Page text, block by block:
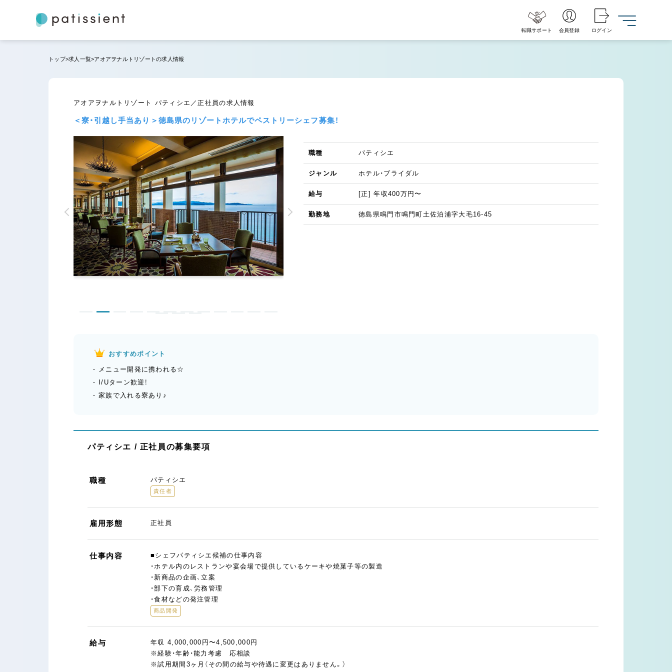
転職サポート 会員登録 ログイン
トップ 求人一覧 アオアヲナルトリゾートの求人情報
アオアヲナルトリゾート パティシエ／正社員の求人情報
＜寮・引越し手当あり＞徳島県のリゾートホテルでペストリーシェフ募集！
職種 パティシエ
ジャンル ホテル・ブライダル
給与 [正] 年収400万円〜
勤務地 徳島県鳴門市鳴門町土佐泊浦字大毛16-45
おすすめポイント
メニュー開発に携われる☆
I/Uターン歓迎！
家族で入れる寮あり♪
パティシエ / 正社員の募集要項
職種 パティシエ
責任者
雇用形態 正社員
仕事内容
■シェフパティシエ候補の仕事内容
・ホテル内のレストランや宴会場で提供しているケーキや焼菓子等の製造
・新商品の企画、立案
・部下の育成、労務管理
・食材などの発注管理
商品開発
給与
年収 4,000,000円〜4,500,000円
※経験・年齢・能力考慮 応相談
※試用期間3ヶ月（その間の給与や待遇に変更はありません。）